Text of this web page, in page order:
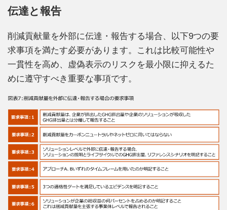
伝達と報告
削減貢献量を外部に伝達・報告する場合、以下9つの要
求事項を満たす必要があります。これは比較可能性や
一貫性を高め、虚偽表示のリスクを最小限に抑えるた
めに遵守すべき重要な事項です。